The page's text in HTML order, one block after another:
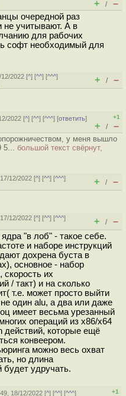
+ / –
очередной раз
не учитывают. А в
для рабочих
софт необходимый для
2022 [^] [^^] [^^^]
+ / –
2022 [^] [^^] [^^^] [ответить]
+1
+ / –
у меня вышло
5... большой текст свёрнут,
12/2022 [^] [^^] [^^^]
+ / –
12/2022 [^] [^^] [^^^]
+ / –
"в лоб" - такое себе.
и наборе инструкций
дохрена буста в
основное - набор
скорость их
/ такт) и на сколько
т.е. может просто выйти
один alu, а два или даже
имеет весьма урезанный
операций из x86/x64
действий, которые ещё
конвеером.
можно весь охват
но длина
будет удручать.
18/12/2022 [^] [^^] [^^^]
+1